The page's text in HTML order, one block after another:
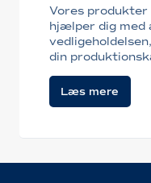
Vores produkter
hjælper dig med
din
Læs mere